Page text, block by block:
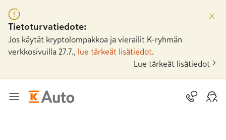
Tietoturvatiedote:
Jos käytät kryptolompakkoa ja vierailit K-ryhmän
verkkosivuilla 27.7.,
lue tärkeät lisätiedot
Lue tärkeät lisätiedot